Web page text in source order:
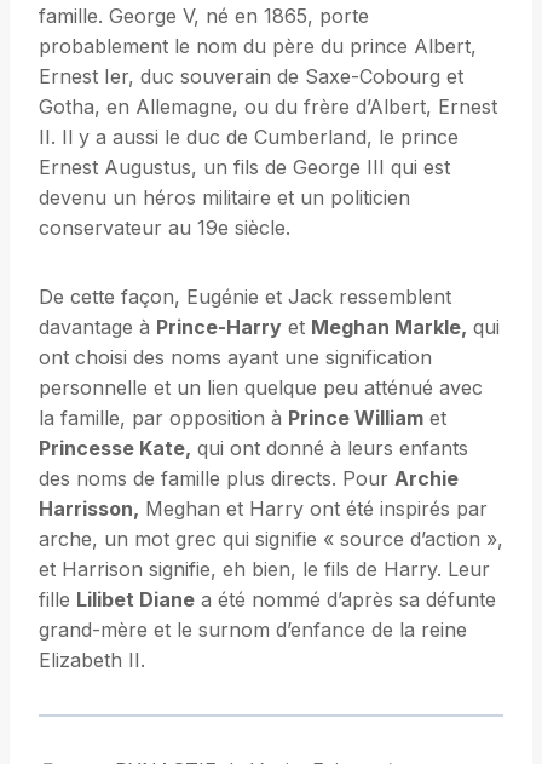
famille. George V, né en 1865, porte
probablement le nom du père du prince Albert,
Ernest Ier, duc souverain de Saxe-Cobourg et
Gotha, en Allemagne, ou du frère d’Albert, Ernest
II. Il y a aussi le duc de Cumberland, le prince
Ernest Augustus, un fils de George III qui est
devenu un héros militaire et un politicien
conservateur au 19e siècle.
De cette façon, Eugénie et Jack ressemblent
davantage à Prince-Harry et Meghan Markle, qui
ont choisi des noms ayant une signification
personnelle et un lien quelque peu atténué avec
la famille, par opposition à Prince William et
Princesse Kate, qui ont donné à leurs enfants
des noms de famille plus directs. Pour Archie
Harrisson, Meghan et Harry ont été inspirés par
arche, un mot grec qui signifie « source d’action »,
et Harrison signifie, eh bien, le fils de Harry. Leur
fille Lilibet Diane a été nommé d’après sa défunte
grand-mère et le surnom d’enfance de la reine
Elizabeth II.